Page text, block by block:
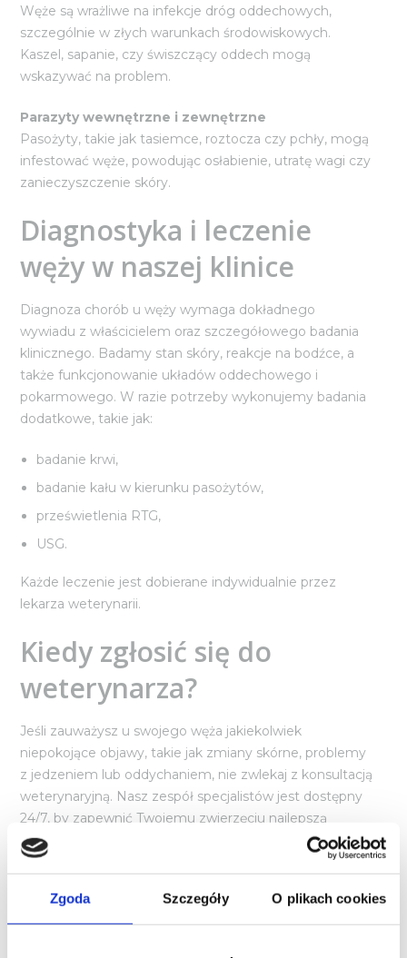
Zgoda Szczegóły O plikach cookies
Węże są wrażliwe na infekcje dróg oddechowych,
szczególnie w złych warunkach środowiskowych.
Kaszel, sapanie, czy świszczący oddech mogą
wskazywać na problem.
Parazyty wewnętrzne i zewnętrzne
Pasożyty, takie jak tasiemce, roztocza czy pchły, mogą
infestować węże, powodując osłabienie, utratę wagi czy
zanieczyszczenie skóry.
Diagnostyka i leczenie
węży w naszej klinice
Diagnoza chorób u węży wymaga dokładnego
wywiadu z właścicielem oraz szczegółowego badania
klinicznego. Badamy stan skóry, reakcje na bodźce, a
także funkcjonowanie układów oddechowego i
pokarmowego. W razie potrzeby wykonujemy badania
dodatkowe, takie jak:
badanie krwi,
badanie kału w kierunku pasożytów,
prześwietlenia RTG,
USG.
Każde leczenie jest dobierane indywidualnie przez
lekarza weterynarii.
Kiedy zgłosić się do
weterynarza?
Jeśli zauważysz u swojego węża jakiekolwiek
niepokojące objawy, takie jak zmiany skórne, problemy
z jedzeniem lub oddychaniem, nie zwlekaj z konsultacją
weterynaryjną. Nasz zespół specjalistów jest dostępny
24/7, by zapewnić Twojemu zwierzęciu najlepszą
możliwą opiekę.
Zapraszamy na konsultację